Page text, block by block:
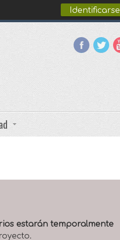
Identificarse
estarán temporalmente